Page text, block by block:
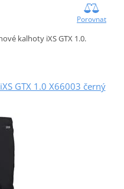
Porovnat
kalhoty iXS GTX 1.0.
GTX 1.0 X66003 černý